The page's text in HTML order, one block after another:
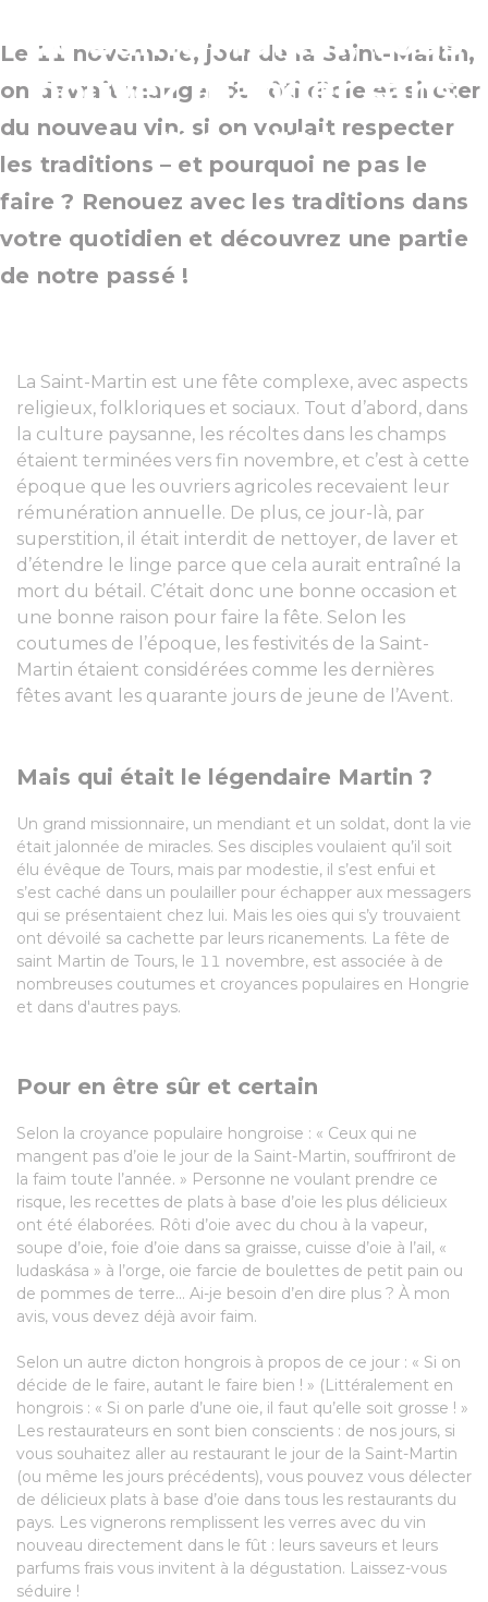
de Saint-Martin, vous
pouvez manger sans
mesurer
Le 11 novembre, jour de la Saint-Martin,
on devrait manger du rôti d’oie et siroter
du nouveau vin, si on voulait respecter
les traditions – et pourquoi ne pas le
faire ? Renouez avec les traditions dans
votre quotidien et découvrez une partie
de notre passé !
La Saint-Martin est une fête complexe, avec aspects
religieux, folkloriques et sociaux. Tout d’abord, dans
la culture paysanne, les récoltes dans les champs
étaient terminées vers fin novembre, et c’est à cette
époque que les ouvriers agricoles recevaient leur
rémunération annuelle. De plus, ce jour-là, par
superstition, il était interdit de nettoyer, de laver et
d’étendre le linge parce que cela aurait entraîné la
mort du bétail. C’était donc une bonne occasion et
une bonne raison pour faire la fête. Selon les
coutumes de l’époque, les festivités de la Saint-
Martin étaient considérées comme les dernières
fêtes avant les quarante jours de jeune de l’Avent.
Mais qui était le légendaire Martin ?
Un grand missionnaire, un mendiant et un soldat, dont la vie
était jalonnée de miracles. Ses disciples voulaient qu’il soit
élu évêque de Tours, mais par modestie, il s’est enfui et
s’est caché dans un poulailler pour échapper aux messagers
qui se présentaient chez lui. Mais les oies qui s’y trouvaient
ont dévoilé sa cachette par leurs ricanements. La fête de
saint Martin de Tours, le 11 novembre, est associée à de
nombreuses coutumes et croyances populaires en Hongrie
et dans d'autres pays.
Pour en être sûr et certain
Selon la croyance populaire hongroise : « Ceux qui ne
mangent pas d’oie le jour de la Saint-Martin, souffriront de
la faim toute l’année. » Personne ne voulant prendre ce
risque, les recettes de plats à base d’oie les plus délicieux
ont été élaborées. Rôti d’oie avec du chou à la vapeur,
soupe d’oie, foie d’oie dans sa graisse, cuisse d’oie à l’ail, «
ludaskása » à l’orge, oie farcie de boulettes de petit pain ou
de pommes de terre... Ai-je besoin d’en dire plus ? À mon
avis, vous devez déjà avoir faim.
Selon un autre dicton hongrois à propos de ce jour : « Si on
décide de le faire, autant le faire bien ! » (Littéralement en
hongrois : « Si on parle d’une oie, il faut qu’elle soit grosse ! »
Les restaurateurs en sont bien conscients : de nos jours, si
vous souhaitez aller au restaurant le jour de la Saint-Martin
(ou même les jours précédents), vous pouvez vous délecter
de délicieux plats à base d’oie dans tous les restaurants du
pays. Les vignerons remplissent les verres avec du vin
nouveau directement dans le fût : leurs saveurs et leurs
parfums frais vous invitent à la dégustation. Laissez-vous
séduire !